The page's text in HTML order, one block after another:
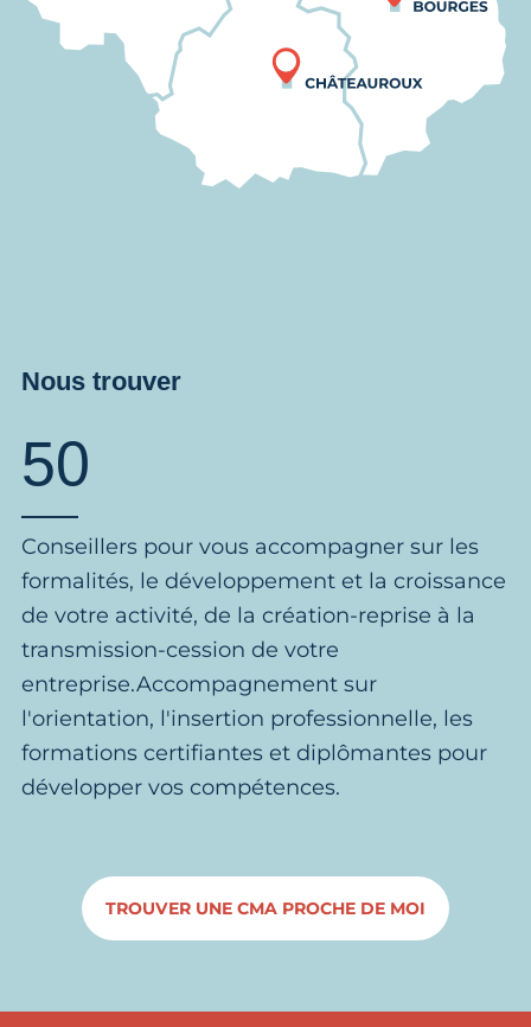
Nous trouver
50
Conseillers pour vous accompagner sur les
formalités, le développement et la croissance
de votre activité, de la création-reprise à la
transmission-cession de votre
entreprise.Accompagnement sur
l'orientation, l'insertion professionnelle, les
formations certifiantes et diplômantes pour
développer vos compétences.
TROUVER UNE CMA PROCHE DE MOI